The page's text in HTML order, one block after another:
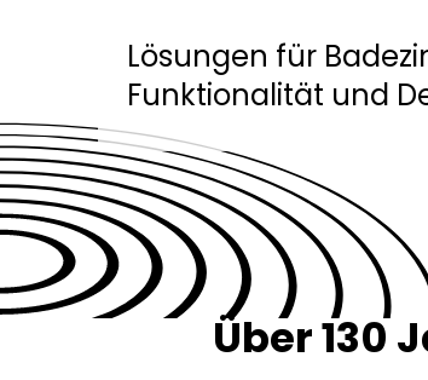
Lösungen für
Funktionalität und
Über 130